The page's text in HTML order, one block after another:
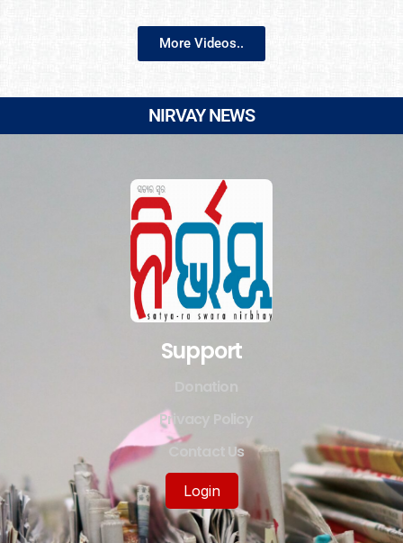
More Videos..
NIRVAY NEWS
Support
Privacy Policy
Contact Us
Login